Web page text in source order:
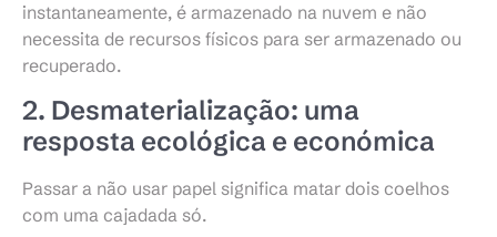
instantaneamente, é armazenado na nuvem e não
necessita de recursos físicos para ser armazenado ou
recuperado.
2. Desmaterialização: uma
resposta ecológica e económica
Passar a não usar papel significa matar dois coelhos
com uma cajadada só.